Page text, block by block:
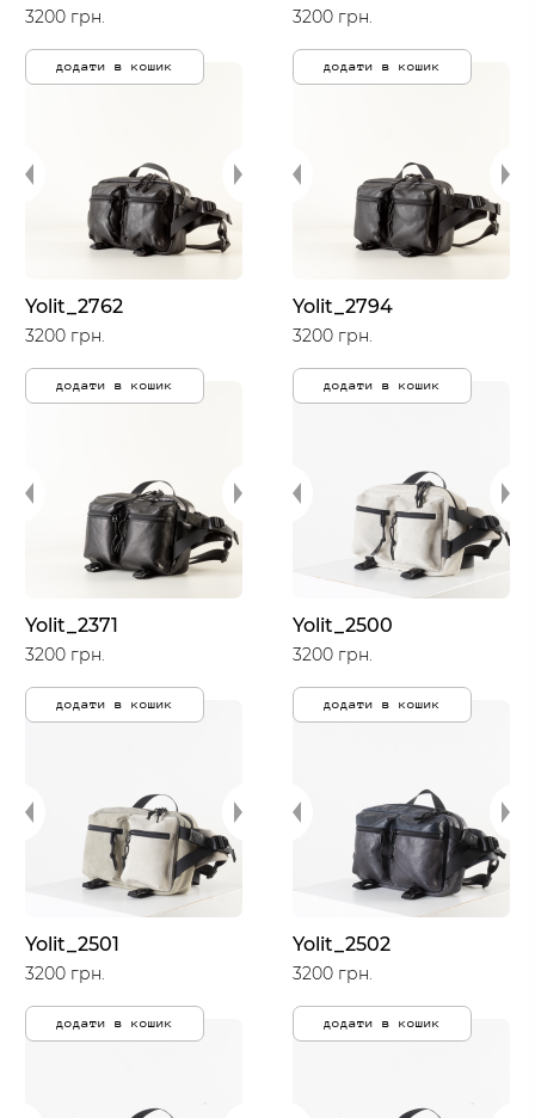
3200 грн.
додати в кошик
3200 грн.
додати в кошик
Yolit_2762
3200 грн.
додати в кошик
Yolit_2794
3200 грн.
додати в кошик
Yolit_2371
3200 грн.
додати в кошик
Yolit_2500
3200 грн.
додати в кошик
Yolit_2501
3200 грн.
додати в кошик
Yolit_2502
3200 грн.
додати в кошик